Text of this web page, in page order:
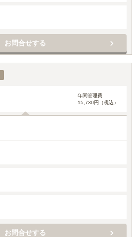
お問合せする
年間管理費
15,730円（税込）
お問合せする